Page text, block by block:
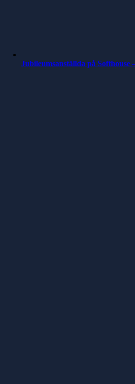
Jubileumsanställda på Softhouse